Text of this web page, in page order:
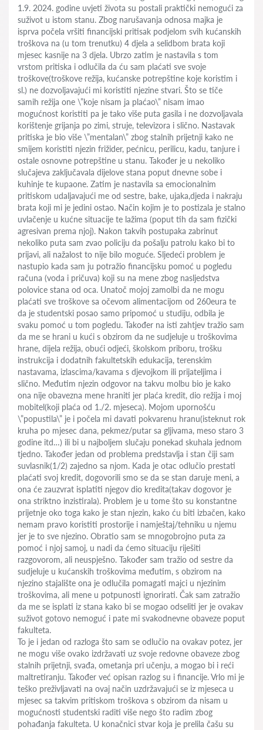
1.9. 2024. godine uvjeti života su postali praktički nemogući za
suživot u istom stanu. Zbog narušavanja odnosa majka je
isprva počela vršiti financijski pritisak podjelom svih kućanskih
troškova na (u tom trenutku) 4 djela a selidbom brata koji
mjesec kasnije na 3 djela. Ubrzo zatim je nastavila s tom
vrstom pritiska i odlučila da ću sam plaćati sve svoje
troškove(troškove režija, kućanske potrepštine koje koristim i
sl.) ne dozvoljavajući mi koristiti njezine stvari. Što se tiče
samih režija one \”koje nisam ja plaćao\” nisam imao
mogućnost koristiti pa je tako više puta gasila i ne dozvoljavala
korištenje grijanja po zimi, struje, televizora i slično. Nastavak
pritiska je bio više \”mentalan\” zbog stalnih prijetnji kako ne
smijem koristiti njezin frižider, pećnicu, perilicu, kadu, tanjure i
ostale osnovne potrepštine u stanu. Također je u nekoliko
slučajeva zaključavala dijelove stana poput dnevne sobe i
kuhinje te kupaone. Zatim je nastavila sa emocionalnim
pritiskom udaljavajući me od sestre, bake, ujaka,djeda i nakraju
brata koji mi je jedini ostao. Način kojim je to postizala je stalno
uvlačenje u kućne situacije te lažima (poput tih da sam fizički
agresivan prema njoj). Nakon takvih postupaka zabrinut
nekoliko puta sam zvao policiju da pošalju patrolu kako bi to
prijavi, ali nažalost to nije bilo moguće. Sljedeći problem je
nastupio kada sam ju potražio financijsku pomoć u pogledu
računa (voda i pričuva) koji su na mene zbog nasljedstva
polovice stana od oca. Unatoč mojoj zamolbi da ne mogu
plaćati sve troškove sa očevom alimentacijom od 260eura te
da je studentski posao samo pripomoć u studiju, odbila je
svaku pomoć u tom pogledu. Također na isti zahtjev tražio sam
da me se hrani u kući s obzirom da ne sudjeluje u troškovima
hrane, dijela režija, obući odjeći, školskom priboru, trošku
instrukcija i dodatnih fakultetskih edukacija, terenskim
nastavama, izlascima/kavama s djevojkom ili prijateljima i
slično. Međutim njezin odgovor na takvu molbu bio je kako
ona nije obavezna mene hraniti jer plaća kredit, dio režija i moj
mobitel(koji plaća od 1./2. mjeseca). Mojom upornošću
\”popustila\” je i počela mi davati pokvarenu hranu(isteknut rok
kruha po mjesec dana, pekmez/putar sa gljivama, meso staro 3
godine itd…) ili bi u najboljem slučaju ponekad skuhala jednom
tjedno. Također jedan od problema predstavlja i stan čiji sam
suvlasnik(1/2) zajedno sa njom. Kada je otac odlučio prestati
plaćati svoj kredit, dogovorili smo se da se stan daruje meni, a
ona će zauzvrat isplatiti njegov dio kredita(takav dogovor je
ona striktno inzistirala). Problem je u tome što su konstantne
prijetnje oko toga kako je stan njezin, kako ću biti izbačen, kako
nemam pravo koristiti prostorije i namještaj/tehniku u njemu
jer je to sve njezino. Obratio sam se mnogobrojno puta za
pomoć i njoj samoj, u nadi da ćemo situaciju riješiti
razgovorom, ali neuspješno. Također sam tražio od sestre da
sudjeluje u kućanskih troškovima međutim, s obzirom na
njezino stajalište ona je odlučila pomagati majci u njezinim
troškovima, ali mene u potpunosti ignorirati. Čak sam zatražio
da me se isplati iz stana kako bi se mogao odseliti jer je ovakav
suživot gotovo nemoguć i pate mi svakodnevne obaveze poput
fakulteta.
To je i jedan od razloga što sam se odlučio na ovakav potez, jer
ne mogu više ovako izdržavati uz svoje redovne obaveze zbog
stalnih prijetnji, svađa, ometanja pri učenju, a mogao bi i reći
maltretiranju. Također već opisan razlog su i financije. Vrlo mi je
teško preživljavati na ovaj način uzdržavajući se iz mjeseca u
mjesec sa takvim pritiskom troškova s obzirom da nisam u
mogućnosti studentski raditi više nego što radim zbog
pohađanja fakulteta. U konačnici stvar koja je prelila čašu su